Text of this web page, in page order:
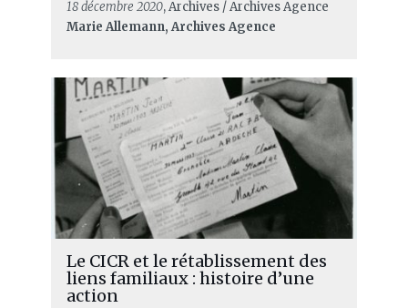
18 décembre 2020, Archives / Archives Agence
Marie Allemann, Archives Agence
Le CICR et le rétablissement des
liens familiaux : histoire d’une
action